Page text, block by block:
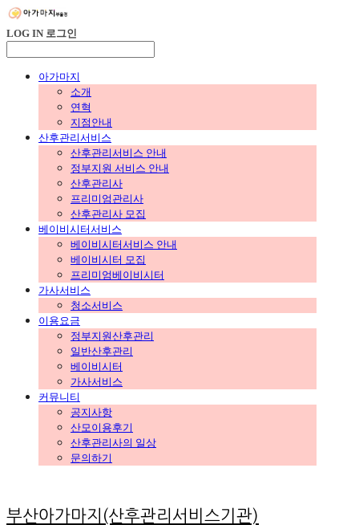
LOG IN 로그인
아가마지
소개
연혁
지점안내
산후관리서비스
산후관리서비스 안내
정부지원 서비스 안내
산후관리사
프리미엄관리사
산후관리사 모집
베이비시터서비스
베이비시터서비스 안내
베이비시터 모집
프리미엄베이비시터
가사서비스
청소서비스
이용요금
정부지원산후관리
일반산후관리
베이비시터
가사서비스
커뮤니티
공지사항
산모이용후기
산후관리사의 일상
문의하기
부산아가마지(산후관리서비스기관)